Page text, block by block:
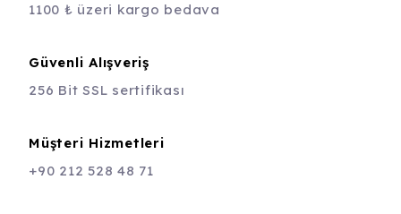
1100 ₺ üzeri kargo bedava
Güvenli Alışveriş
256 Bit SSL sertifikası
Müşteri Hizmetleri
+90 212 528 48 71